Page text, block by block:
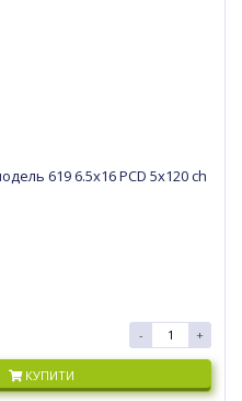
619 6.5х16 PCD 5x120 ch
- +
КУПИТИ